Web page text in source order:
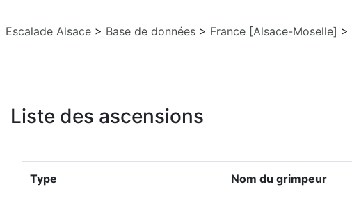
Escalade Alsace > Base de données > France [Alsace-Moselle] >
Liste des ascensions
Type Nom du grimpeur